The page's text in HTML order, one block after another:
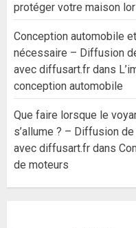
protéger votre maison
Conception automobile
nécessaire – Diffusion
avec diffusart.fr dans
conception automobile
Que faire lorsque le
s’allume ? – Diffusion
avec diffusart.fr dans
de moteurs